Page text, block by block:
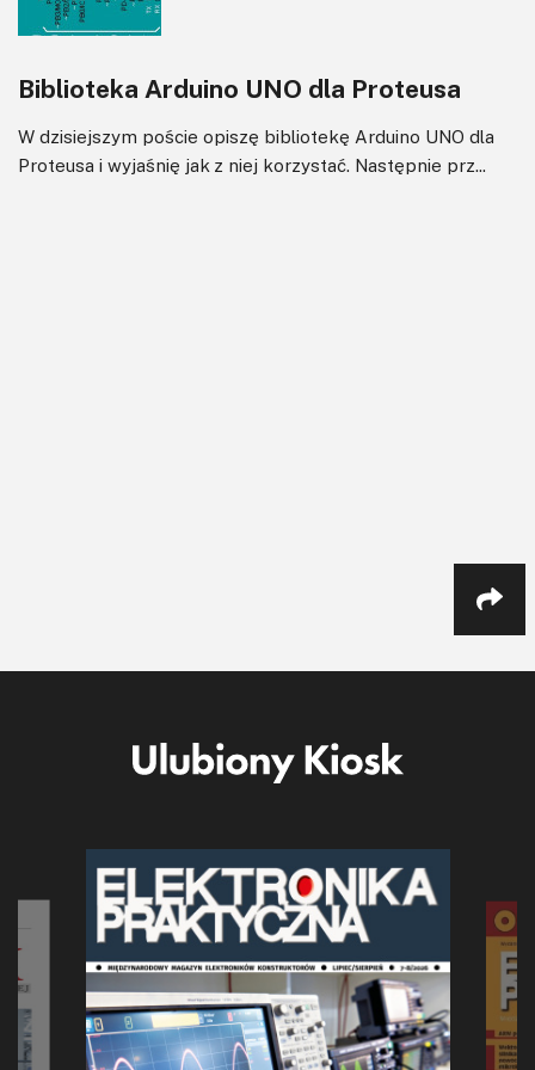
Biblioteka Arduino UNO dla Proteusa
W dzisiejszym poście opiszę bibliotekę Arduino UNO dla
Proteusa i wyjaśnię jak z niej korzystać. Następnie prz...